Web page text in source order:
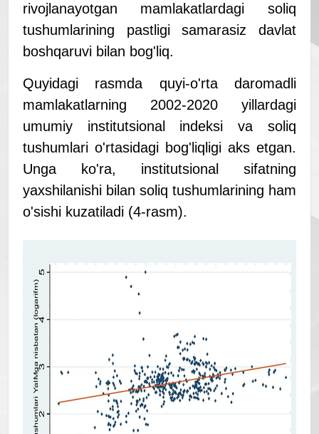
rivojlanayotgan mamlakatlardagi soliq
tushumlarining pastligi samarasiz davlat
boshqaruvi bilan bog'liq.
Quyidagi rasmda quyi-o'rta daromadli
mamlakatlarning 2002-2020 yillardagi
umumiy institutsional indeksi va soliq
tushumlari o'rtasidagi bog'liqligi aks etgan.
Unga ko'ra, institutsional sifatning
yaxshilanishi bilan soliq tushumlarining ham
o'sishi kuzatiladi (4-rasm).